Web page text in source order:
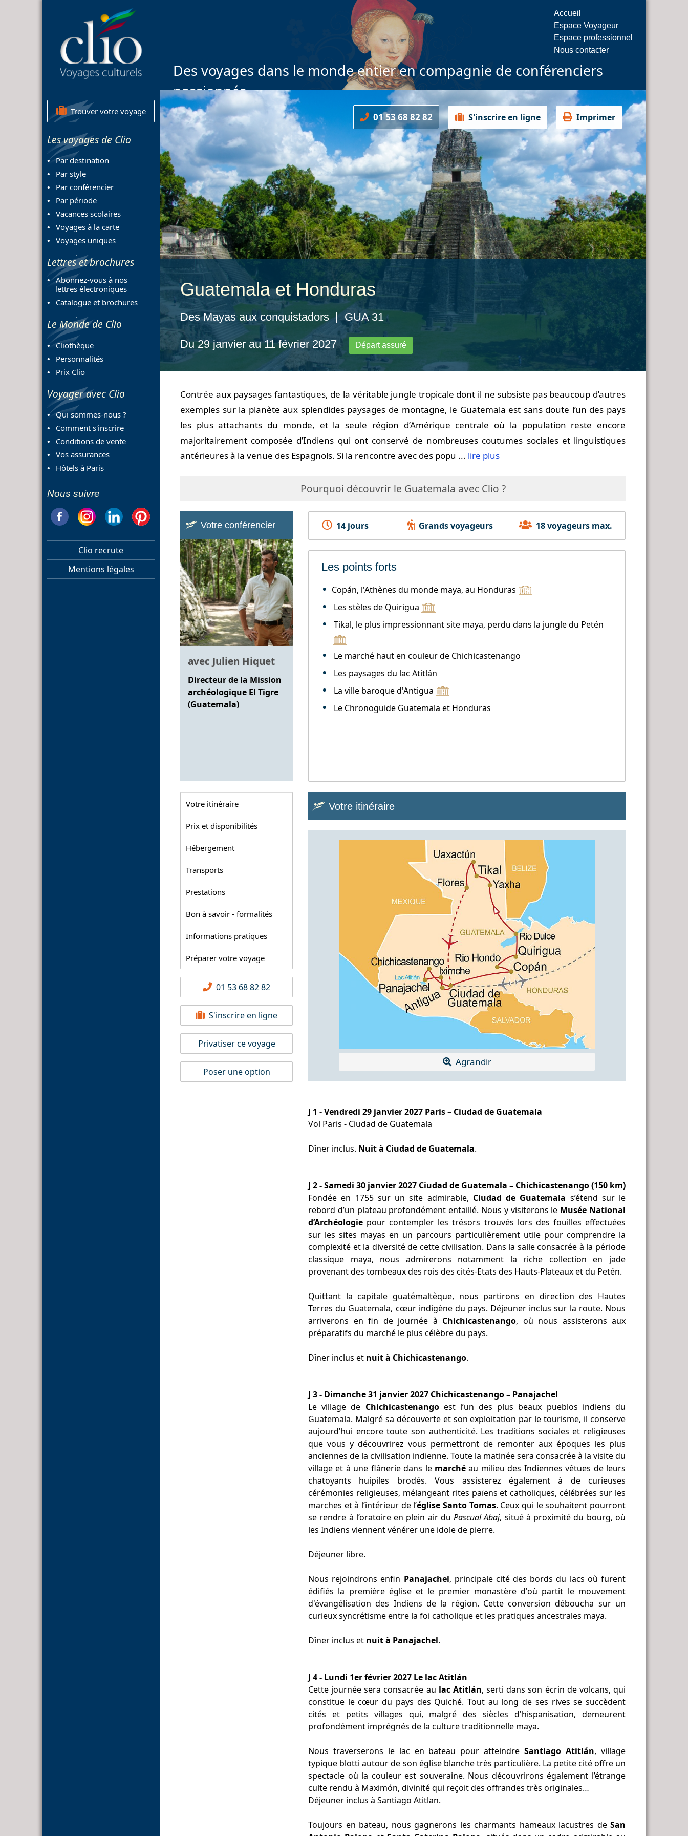
Accueil
Espace Voyageur
Espace professionnel
Nous contacter
Des voyages dans le monde entier en compagnie de conférenciers
passionnés
Trouver votre voyage
Les voyages de Clio
Par destination
Par style
Par conférencier
Par période
Vacances scolaires
Voyages à la carte
Voyages uniques
Lettres et brochures
Abonnez-vous à nos
lettres électroniques
Catalogue et brochures
Le Monde de Clio
Cliothèque
Personnalités
Prix Clio
Voyager avec Clio
Qui sommes-nous ?
Comment s'inscrire
Conditions de vente
Vos assurances
Hôtels à Paris
Nous suivre
Clio recrute
Mentions légales
01 53 68 82 82 S'inscrire en ligne Imprimer
Guatemala et Honduras
Des Mayas aux conquistadors | GUA 31
Du 29 janvier au 11 février 2027 Départ assuré
Contrée aux paysages fantastiques, de la véritable jungle tropicale dont il ne subsiste pas beaucoup d’autres
exemples sur la planète aux splendides paysages de montagne, le Guatemala est sans doute l’un des pays
les plus attachants du monde, et la seule région d’Amérique centrale où la population reste encore
majoritairement composée d’Indiens qui ont conservé de nombreuses coutumes sociales et linguistiques
antérieures à la venue des Espagnols. Si la rencontre avec des popu ... lire plus
Pourquoi découvrir le Guatemala avec Clio ?
Votre conférencier
avec Julien Hiquet
Directeur de la Mission
archéologique El Tigre
(Guatemala)
14 jours Grands voyageurs 18 voyageurs max.
Les points forts
Copán, l'Athènes du monde maya, au Honduras
Les stèles de Quirigua
Tikal, le plus impressionnant site maya, perdu dans la jungle du Petén
Le marché haut en couleur de Chichicastenango
Les paysages du lac Atitlán
La ville baroque d'Antigua
Le Chronoguide Guatemala et Honduras
Votre itinéraire
Prix et disponibilités
Hébergement
Transports
Prestations
Bon à savoir - formalités
Informations pratiques
Préparer votre voyage
01 53 68 82 82
S'inscrire en ligne
Privatiser ce voyage
Poser une option
Votre itinéraire
Agrandir
J 1 - Vendredi 29 janvier 2027 Paris – Ciudad de Guatemala
Vol Paris - Ciudad de Guatemala
Dîner inclus. Nuit à Ciudad de Guatemala.
J 2 - Samedi 30 janvier 2027 Ciudad de Guatemala – Chichicastenango (150 km)
Fondée en 1755 sur un site admirable, Ciudad de Guatemala s’étend sur le
rebord d’un plateau profondément entaillé. Nous y visiterons le Musée National
d’Archéologie pour contempler les trésors trouvés lors des fouilles effectuées
sur les sites mayas en un parcours particulièrement utile pour comprendre la
complexité et la diversité de cette civilisation. Dans la salle consacrée à la période
classique maya, nous admirerons notamment la riche collection en jade
provenant des tombeaux des rois des cités-Etats des Hauts-Plateaux et du Petén.
Quittant la capitale guatémaltèque, nous partirons en direction des Hautes
Terres du Guatemala, cœur indigène du pays. Déjeuner inclus sur la route. Nous
arriverons en fin de journée à Chichicastenango, où nous assisterons aux
préparatifs du marché le plus célèbre du pays.
Dîner inclus et nuit à Chichicastenango.
J 3 - Dimanche 31 janvier 2027 Chichicastenango – Panajachel
Le village de Chichicastenangoest l’un des plus beaux pueblos indiens du
Guatemala. Malgré sa découverte et son exploitation par le tourisme, il conserve
aujourd’hui encore toute son authenticité. Les traditions sociales et religieuses
que vous y découvrirez vous permettront de remonter aux époques les plus
anciennes de la civilisation indienne. Toute la matinée sera consacrée à la visite du
village et à une flânerie dans le marché au milieu des Indiennes vêtues de leurs
chatoyants huipiles brodés. Vous assisterez également à de curieuses
cérémonies religieuses, mélangeant rites païens et catholiques, célébrées sur les
marches et à l’intérieur de l’église Santo Tomas. Ceux qui le souhaitent pourront
se rendre à l’oratoire en plein air duPascual Abaj, situé à proximité du bourg, où
les Indiens viennent vénérer une idole de pierre.
Déjeuner libre.
Nous rejoindrons enfin Panajachel, principale cité des bords du lacs où furent
édifiés la première église et le premier monastère d'où partit le mouvement
d'évangélisation des Indiens de la région. Cette conversion déboucha sur un
curieux syncrétisme entre la foi catholique et les pratiques ancestrales maya.
Dîner inclus et nuit à Panajachel.
J 4 - Lundi 1er février 2027 Le lac Atitlán
Cette journée sera consacrée au lac Atitlán, serti dans son écrin de volcans, qui
constitue le cœur du pays des Quiché. Tout au long de ses rives se succèdent
cités et petits villages qui, malgré des siècles d'hispanisation, demeurent
profondément imprégnés de la culture traditionnelle maya.
Nous traverserons le lac en bateau pour atteindreSantiago Atitlán, village
typique blotti autour de son église blanche très particulière. La petite cité offre un
spectacle où la couleur est souveraine. Nous découvrirons également l’étrange
culte rendu à Maximón, divinité qui reçoit des offrandes très originales…
Déjeuner inclus à Santiago Atitlan.
Toujours en bateau, nous gagnerons les charmants hameaux lacustres de San